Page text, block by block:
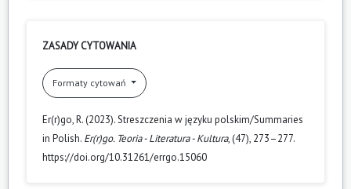
ZASADY CYTOWANIA
Formaty cytowań
Er(r)go, R. (2023). Streszczenia w języku polskim/Summaries
in Polish. Er(r)go. Teoria - Literatura - Kultura, (47), 273–277.
https://doi.org/10.31261/errgo.15060